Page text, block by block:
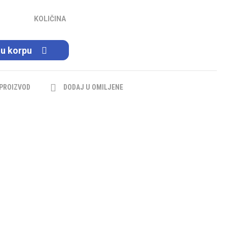
KOLIČINA
korpu
DODAJ U OMILJENE